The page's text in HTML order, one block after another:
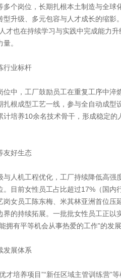
多个岗位，长期扎根本土制造与全球
型升级、多元包容与人才成长的缩影
才也在持续学习与实践中完成能力
。
行业标杆
位中，工厂鼓励员工在重复工序中淬
扎根成型工艺一线，参与全自动成型
计培养10余名技术骨干，形成稳定
友好生态
与人机工程优化，工厂持续降低高强
。目前女性员工占比超过17%（国内
岗女员工陈东梅、米其林亚洲首位压
界的持续拓展。一批批女性员工正以
拥有平等机会从事热爱的工作”的发
发展体系
才培养项目”“新任区域主管训练营”